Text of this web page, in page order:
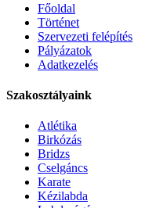
Főoldal
Történet
Szervezeti felépítés
Pályázatok
Adatkezelés
Szakosztályaink
Atlétika
Birkózás
Bridzs
Cselgáncs
Karate
Kézilabda